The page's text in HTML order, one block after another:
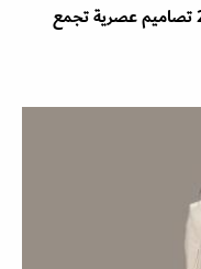
المصممة ندوى الاعور تقدم لموسم 2024 تصاميم عصرية تجمع